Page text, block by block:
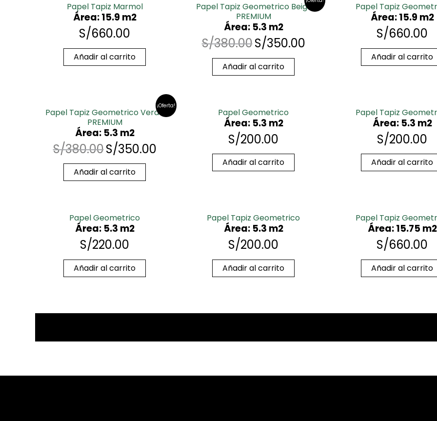
Papel Tapiz Marmol
Área: 15.9 m2
S/660.00
Añadir al carrito
Papel Tapiz Geometrico Beigs
PREMIUM
Área: 5.3 m2
S/380.00S/350.00
Añadir al carrito
Papel Tapiz
Área: 15.9 m2
S/660.00
Añadir al carrito
¡Oferta!
Papel Tapiz Geometrico Verde
PREMIUM
Área: 5.3 m2
S/380.00S/350.00
Añadir al carrito
Papel Geometrico
Área: 5.3 m2
S/200.00
Añadir al carrito
Papel Tapiz
Área: 5.3 m2
S/200.00
Añadir al carrito
Papel Geometrico
Área: 5.3 m2
S/220.00
Añadir al carrito
Papel Tapiz Geometrico
Área: 5.3 m2
S/200.00
Añadir al carrito
Papel Tapiz
Área: 15.75 m2
S/660.00
Añadir al carrito